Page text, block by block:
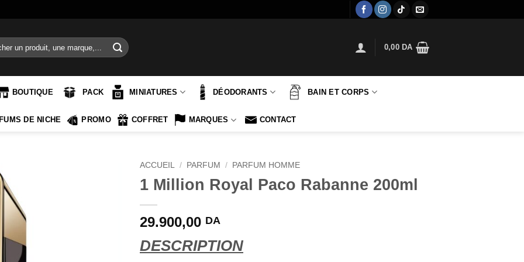
0,00 DA
BOUTIQUE PACK MINIATURES DÉODORANTS BAIN ET CORPS
DE NICHE PROMO COFFRET MARQUES CONTACT
ACCUEIL / PARFUM / PARFUM HOMME
1 Million Royal Paco Rabanne 200ml
29.900,00 DA
DESCRIPTION